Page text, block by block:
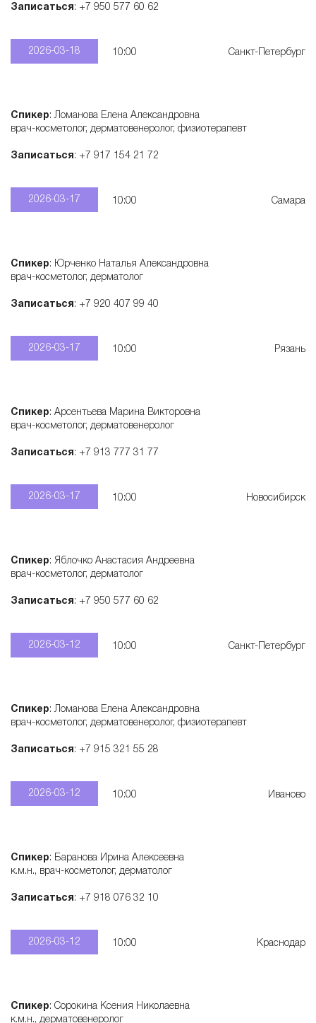
Записаться: +7 950 577 60 62
2026-03-18 10:00 Санкт-Петербург
Спикер: Ломанова Елена Александровна
врач-косметолог, дерматовенеролог, физиотерапевт
Записаться: +7 917 154 21 72
2026-03-17 10:00 Самара
Спикер: Юрченко Наталья Александровна
врач-косметолог, дерматолог
Записаться: +7 920 407 99 40
2026-03-17 10:00 Рязань
Спикер: Арсентьева Марина Викторовна
врач-косметолог, дерматовенеролог
Записаться: +7 913 777 31 77
2026-03-17 10:00 Новосибирск
Спикер: Яблочко Анастасия Андреевна
врач-косметолог, дерматолог
Записаться: +7 950 577 60 62
2026-03-12 10:00 Санкт-Петербург
Спикер: Ломанова Елена Александровна
врач-косметолог, дерматовенеролог, физиотерапевт
Записаться: +7 915 321 55 28
2026-03-12 10:00 Иваново
Спикер: Баранова Ирина Алексеевна
к.м.н., врач-косметолог, дерматолог
Записаться: +7 918 076 32 10
2026-03-12 10:00 Краснодар
Спикер: Сорокина Ксения Николаевна
к.м.н., дерматовенеролог